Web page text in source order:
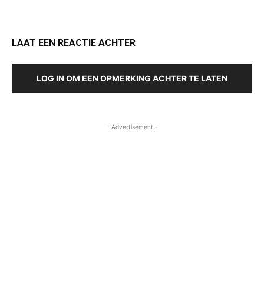
LAAT EEN REACTIE ACHTER
LOG IN OM EEN OPMERKING ACHTER TE LATEN
- Advertisement -